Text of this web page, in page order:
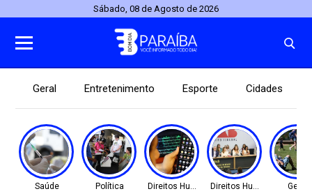
Sábado, 08 de Agosto de 2026
Geral Entretenimento Esporte Cidades
Saúde Política Direitos HumanosDireitos Humanos Geral